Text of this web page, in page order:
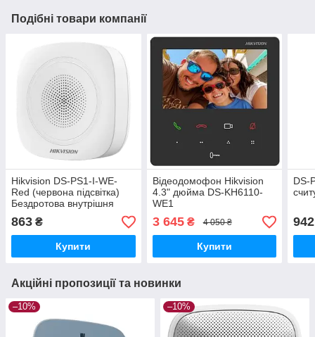
Подібні товари компанії
Hikvision DS-PS1-I-WE-
Red (червона підсвітка)
Бездротова внутрішня
сирена
863 ₴
Купити
Відеодомофон Hikvision
4.3" дюйма DS-KH6110-
WE1
3 645₴ 4 050 ₴
Купити
DS-
942
Акційні пропозиції та новинки
–10% –10%